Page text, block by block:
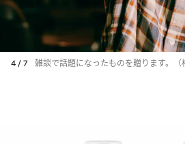
4 / 7 雑談で話題になったものを贈ります。（